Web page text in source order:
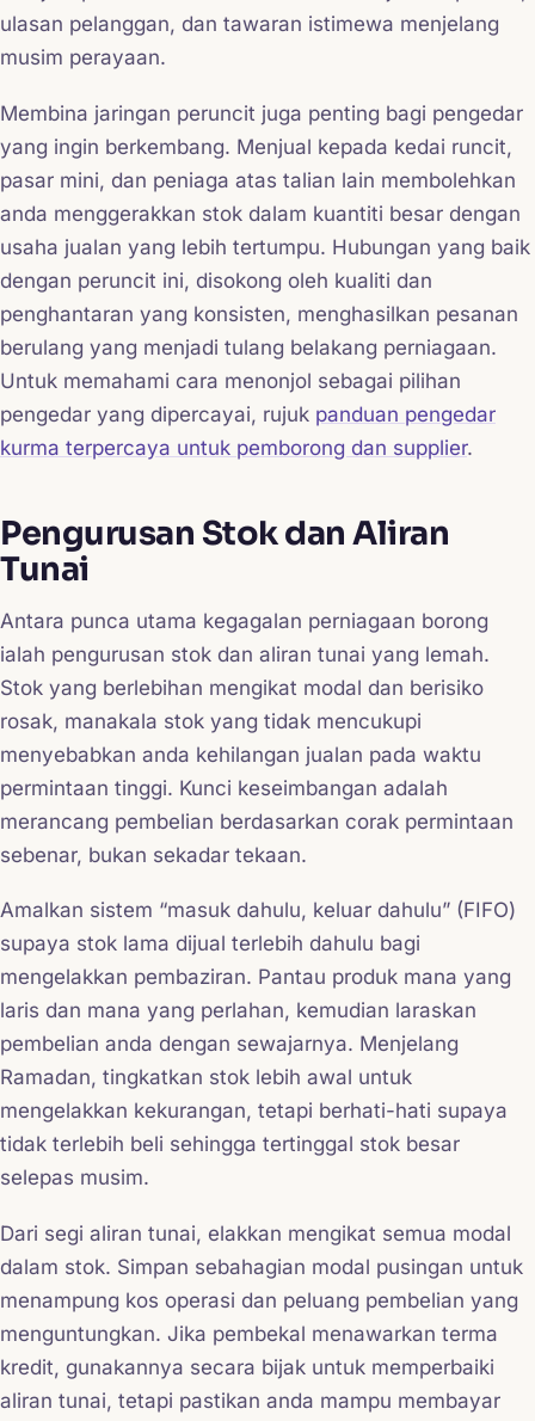
ulasan pelanggan, dan tawaran istimewa menjelang
musim perayaan.
Membina jaringan peruncit juga penting bagi pengedar
yang ingin berkembang. Menjual kepada kedai runcit,
pasar mini, dan peniaga atas talian lain membolehkan
anda menggerakkan stok dalam kuantiti besar dengan
usaha jualan yang lebih tertumpu. Hubungan yang baik
dengan peruncit ini, disokong oleh kualiti dan
penghantaran yang konsisten, menghasilkan pesanan
berulang yang menjadi tulang belakang perniagaan.
Untuk memahami cara menonjol sebagai pilihan
pengedar yang dipercayai, rujuk panduan pengedar
kurma terpercaya untuk pemborong dan supplier.
Pengurusan Stok dan Aliran
Tunai
Antara punca utama kegagalan perniagaan borong
ialah pengurusan stok dan aliran tunai yang lemah.
Stok yang berlebihan mengikat modal dan berisiko
rosak, manakala stok yang tidak mencukupi
menyebabkan anda kehilangan jualan pada waktu
permintaan tinggi. Kunci keseimbangan adalah
merancang pembelian berdasarkan corak permintaan
sebenar, bukan sekadar tekaan.
Amalkan sistem “masuk dahulu, keluar dahulu” (FIFO)
supaya stok lama dijual terlebih dahulu bagi
mengelakkan pembaziran. Pantau produk mana yang
laris dan mana yang perlahan, kemudian laraskan
pembelian anda dengan sewajarnya. Menjelang
Ramadan, tingkatkan stok lebih awal untuk
mengelakkan kekurangan, tetapi berhati-hati supaya
tidak terlebih beli sehingga tertinggal stok besar
selepas musim.
Dari segi aliran tunai, elakkan mengikat semua modal
dalam stok. Simpan sebahagian modal pusingan untuk
menampung kos operasi dan peluang pembelian yang
menguntungkan. Jika pembekal menawarkan terma
kredit, gunakannya secara bijak untuk memperbaiki
aliran tunai, tetapi pastikan anda mampu membayar